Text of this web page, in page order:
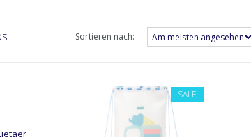
Sortieren nach:
SALE